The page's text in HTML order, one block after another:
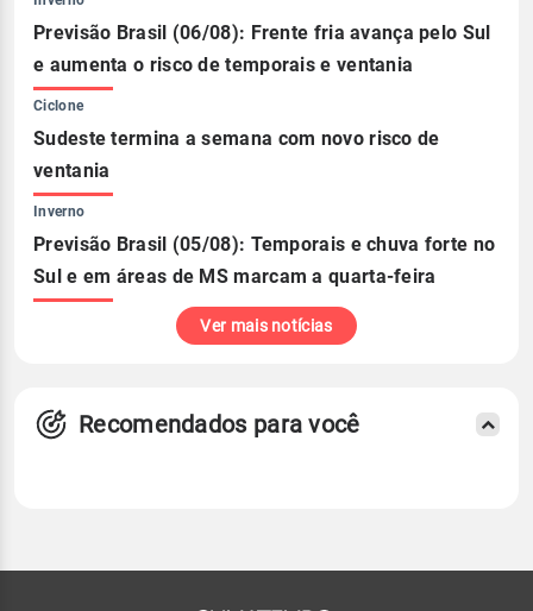
Previsão Brasil (06/08): Frente fria avança pelo Sul
e aumenta o risco de temporais e ventania
Ciclone
Sudeste termina a semana com novo risco de
ventania
Inverno
Previsão Brasil (05/08): Temporais e chuva forte no
Sul e em áreas de MS marcam a quarta-feira
Ver mais notícias
Recomendados para você